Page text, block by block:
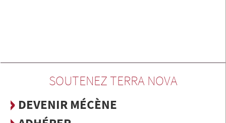
SOUTENEZ TERRA NOVA
DEVENIR MÉCÈNE